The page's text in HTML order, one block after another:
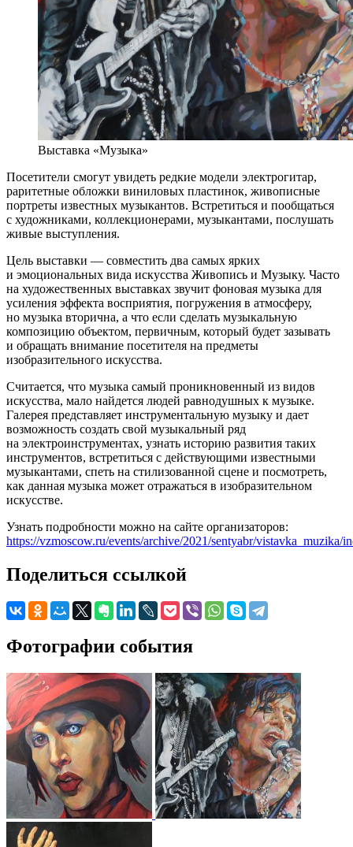
Выставка «Музыка»
Посетители смогут увидеть редкие модели электрогитар,
раритетные обложки виниловых пластинок, живописные
портреты известных музыкантов. Встретиться и пообщаться
с художниками, коллекционерами, музыкантами, послушать
живые выступления.
Цель выставки — совместить два самых ярких
и эмоциональных вида искусства Живопись и Музыку. Часто
на художественных выставках звучит фоновая музыка для
усиления эффекта восприятия, погружения в атмосферу,
но музыка вторична, а что если сделать музыкальную
композицию объектом, первичным, который будет зазывать
и обращать внимание посетителя на предметы
изобразительного искусства.
Считается, что музыка самый проникновенный из видов
искусства, мало найдется людей равнодушных к музыке.
Галерея представляет инструментальную музыку и дает
возможность создать свой музыкальный ряд
на электроинструментах, узнать историю развития таких
инструментов, встретиться с действующими известными
музыкантами, спеть на стилизованной сцене и посмотреть,
как данная музыка может отражаться в изобразительном
искусстве.
Узнать подробности можно на сайте организаторов:
https://vzmoscow.ru/events/archive/2021/sentyabr/vistavka_muzika/
Поделиться ссылкой
Фотографии события